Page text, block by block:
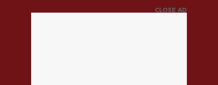
CLOSE AD